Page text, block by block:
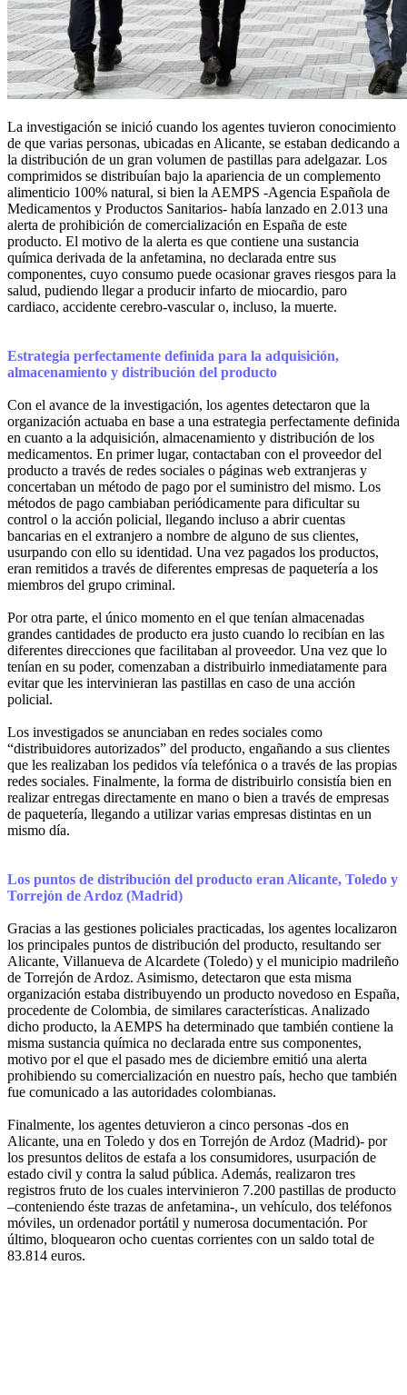
La investigación se inició cuando los agentes tuvieron conocimiento
de que varias personas, ubicadas en Alicante, se estaban dedicando a
la distribución de un gran volumen de pastillas para adelgazar. Los
comprimidos se distribuían bajo la apariencia de un complemento
alimenticio 100% natural, si bien la AEMPS -Agencia Española de
Medicamentos y Productos Sanitarios- había lanzado en 2.013 una
alerta de prohibición de comercialización en España de este
producto. El motivo de la alerta es que contiene una sustancia
química derivada de la anfetamina, no declarada entre sus
componentes, cuyo consumo puede ocasionar graves riesgos para la
salud, pudiendo llegar a producir infarto de miocardio, paro
cardiaco, accidente cerebro-vascular o, incluso, la muerte.
Estrategia perfectamente definida para la adquisición,
almacenamiento y distribución del producto
Con el avance de la investigación, los agentes detectaron que la
organización actuaba en base a una estrategia perfectamente definida
en cuanto a la adquisición, almacenamiento y distribución de los
medicamentos. En primer lugar, contactaban con el proveedor del
producto a través de redes sociales o páginas web extranjeras y
concertaban un método de pago por el suministro del mismo. Los
métodos de pago cambiaban periódicamente para dificultar su
control o la acción policial, llegando incluso a abrir cuentas
bancarias en el extranjero a nombre de alguno de sus clientes,
usurpando con ello su identidad. Una vez pagados los productos,
eran remitidos a través de diferentes empresas de paquetería a los
miembros del grupo criminal.
Por otra parte, el único momento en el que tenían almacenadas
grandes cantidades de producto era justo cuando lo recibían en las
diferentes direcciones que facilitaban al proveedor. Una vez que lo
tenían en su poder, comenzaban a distribuirlo inmediatamente para
evitar que les intervinieran las pastillas en caso de una acción
policial.
Los investigados se anunciaban en redes sociales como
“distribuidores autorizados” del producto, engañando a sus clientes
que les realizaban los pedidos vía telefónica o a través de las propias
redes sociales. Finalmente, la forma de distribuirlo consistía bien en
realizar entregas directamente en mano o bien a través de empresas
de paquetería, llegando a utilizar varias empresas distintas en un
mismo día.
Los puntos de distribución del producto eran Alicante, Toledo y
Torrejón de Ardoz (Madrid)
Gracias a las gestiones policiales practicadas, los agentes localizaron
los principales puntos de distribución del producto, resultando ser
Alicante, Villanueva de Alcardete (Toledo) y el municipio madrileño
de Torrejón de Ardoz. Asimismo, detectaron que esta misma
organización estaba distribuyendo un producto novedoso en España,
procedente de Colombia, de similares características. Analizado
dicho producto, la AEMPS ha determinado que también contiene la
misma sustancia química no declarada entre sus componentes,
motivo por el que el pasado mes de diciembre emitió una alerta
prohibiendo su comercialización en nuestro país, hecho que también
fue comunicado a las autoridades colombianas.
Finalmente, los agentes detuvieron a cinco personas -dos en
Alicante, una en Toledo y dos en Torrejón de Ardoz (Madrid)- por
los presuntos delitos de estafa a los consumidores, usurpación de
estado civil y contra la salud pública. Además, realizaron tres
registros fruto de los cuales intervinieron 7.200 pastillas de producto
–conteniendo éste trazas de anfetamina-, un vehículo, dos teléfonos
móviles, un ordenador portátil y numerosa documentación. Por
último, bloquearon ocho cuentas corrientes con un saldo total de
83.814 euros.